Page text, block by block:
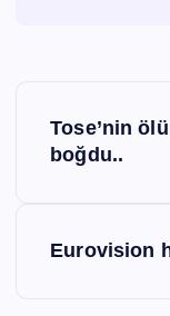
Tose’nin
boğdu..
Eurovision